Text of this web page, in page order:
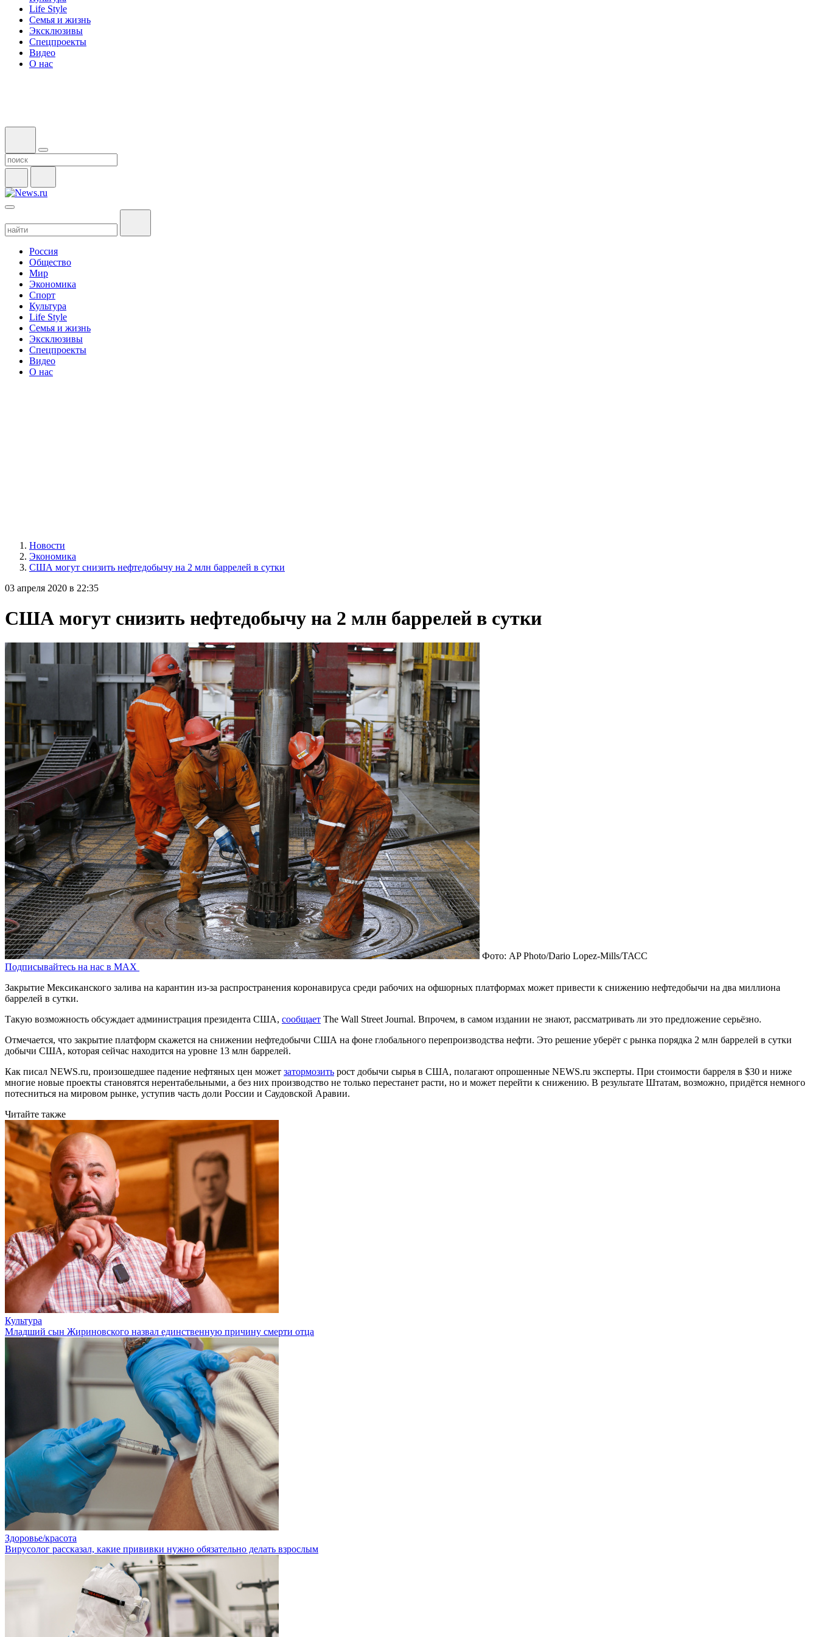
Life Style
Семья и жизнь
Эксклюзивы
Спецпроекты
Видео
О нас
Россия
Общество
Мир
Экономика
Спорт
Культура
Life Style
Семья и жизнь
Эксклюзивы
Спецпроекты
Видео
О нас
Новости
Экономика
США могут снизить нефтедобычу на 2 млн баррелей в сутки
03 апреля 2020 в 22:35
США могут снизить нефтедобычу на 2 млн баррелей в сутки
Фото: AP Photo/Dario Lopez-Mills/ТАСС
Подписывайтесь на нас в MAX
Закрытие Мексиканского залива на карантин из-за распространения коронавируса среди рабочих на офшорных платформах может привести к снижению нефтедобычи на два миллиона
баррелей в сутки.
Такую возможность обсуждает администрация президента США, сообщает The Wall Street Journal. Впрочем, в самом издании не знают, рассматривать ли это предложение серьёзно.
Отмечается, что закрытие платформ скажется на снижении нефтедобычи США на фоне глобального перепроизводства нефти. Это решение уберёт с рынка порядка 2 млн баррелей в сутки
добычи США, которая сейчас находится на уровне 13 млн баррелей.
Как писал NEWS.ru, произошедшее падение нефтяных цен может затормозить рост добычи сырья в США, полагают опрошенные NEWS.ru эксперты. При стоимости барреля в $30 и ниже
многие новые проекты становятся нерентабельными, а без них производство не только перестанет расти, но и может перейти к снижению. В результате Штатам, возможно, придётся немного
потесниться на мировом рынке, уступив часть доли России и Саудовской Аравии.
Читайте также
Культура
Младший сын Жириновского назвал единственную причину смерти отца
Здоровье/красота
Вирусолог рассказал, какие прививки нужно обязательно делать взрослым